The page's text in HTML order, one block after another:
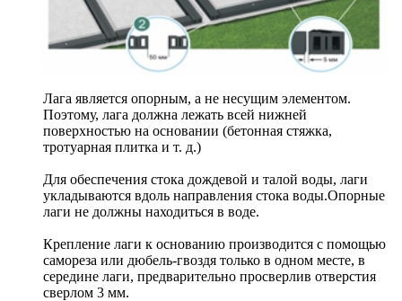
Лага является опорным, а не несущим элементом.
Поэтому, лага должна лежать всей нижней
поверхностью на основании (бетонная стяжка,
тротуарная плитка и т. д.)
Для обеспечения стока дождевой и талой воды, лаги
укладываются вдоль направления стока воды.Опорные
лаги не должны находиться в воде.
Крепление лаги к основанию производится с помощью
самореза или дюбель-гвоздя только в одном месте, в
середине лаги, предварительно просверлив отверстия
сверлом 3 мм.